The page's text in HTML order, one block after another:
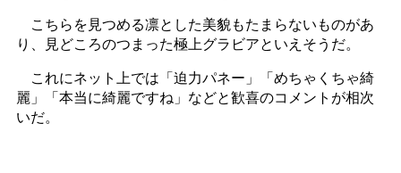
こちらを見つめる凛とした美貌もたまらないものがあ
り、見どころのつまった極上グラビアといえそうだ。
これにネット上では「迫力パネー」「めちゃくちゃ綺
麗」「本当に綺麗ですね」などと歓喜のコメントが相次
いだ。